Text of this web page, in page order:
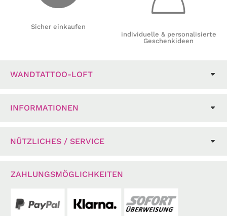
Sicher einkaufen
individuelle & personalisierte
Geschenkideen
WANDTATTOO-LOFT
INFORMATIONEN
NÜTZLICHES / SERVICE
ZAHLUNGSMÖGLICHKEITEN